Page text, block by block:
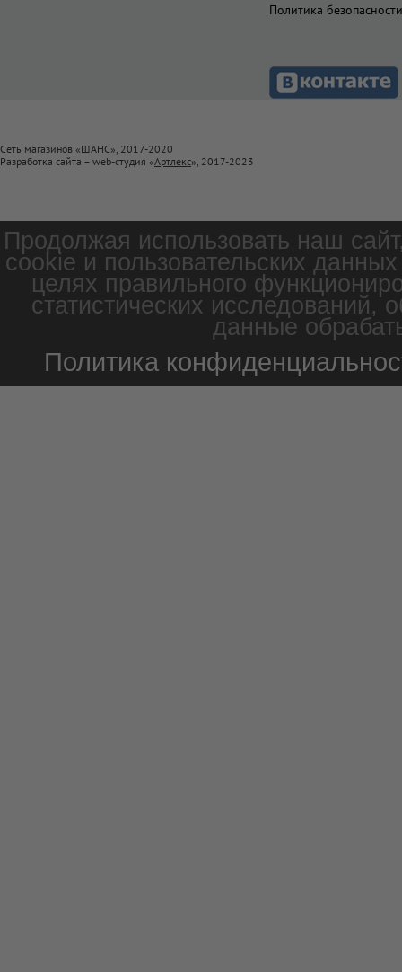
Политика безопасности
Сеть магазинов «ШАНС», 2017-2020
Разработка сайта – web-студия «Артлекс», 2017-2023
Продолжая использовать наш
cookie и пользовательских
целях правильного
статистических
данные
Политика